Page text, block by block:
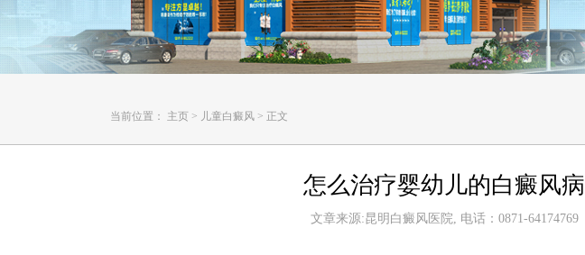
当前位置： 主页 > 儿童白癜风 > 正文
怎么治疗婴幼儿的白癜风病
文章来源:昆明白癜风医院, 电话：0871-64174769